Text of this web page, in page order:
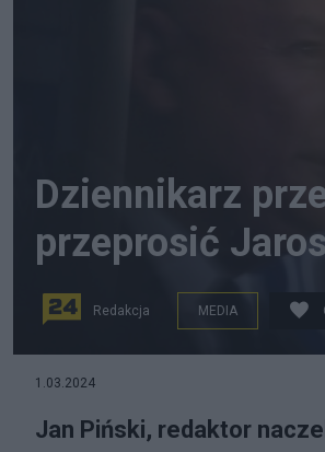
Dziennikarz
przeprosić
Redakcja MEDIA
1.03.2024
Jan Piński, redaktor